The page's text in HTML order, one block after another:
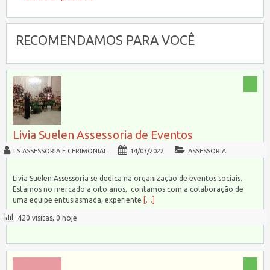
RECOMENDAMOS PARA VOCÊ
Livia Suelen Assessoria de Eventos
LS ASSESSORIA E CERIMONIAL 14/03/2022 ASSESSORIA
Livia Suelen Assessoria se dedica na organização de eventos sociais.
Estamos no mercado a oito anos, contamos com a colaboração de
uma equipe entusiasmada, experiente
[…]
420 visitas, 0 hoje